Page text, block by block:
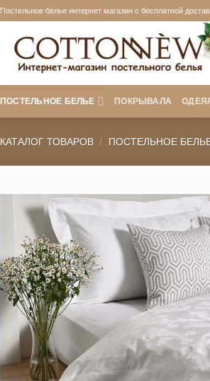
Постельное белье интернет магазин с бесплатной
ПОСТЕЛЬНОЕ БЕЛЬЕ ПОКРЫВАЛА
КАТАЛОГ ТОВАРОВ / ПОСТЕЛЬНОЕ